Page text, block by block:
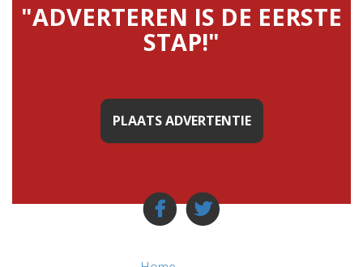
"ADVERTEREN IS DE EERSTE
STAP!"
PLAATS ADVERTENTIE